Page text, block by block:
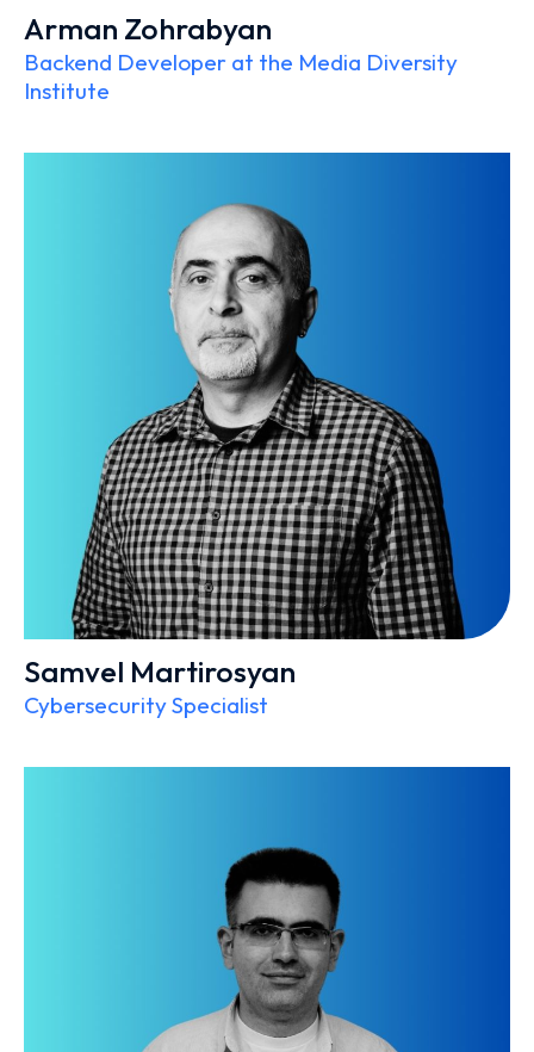
Arman Zohrabyan
Backend Developer at the Media Diversity
Institute
Samvel Martirosyan
Cybersecurity Specialist